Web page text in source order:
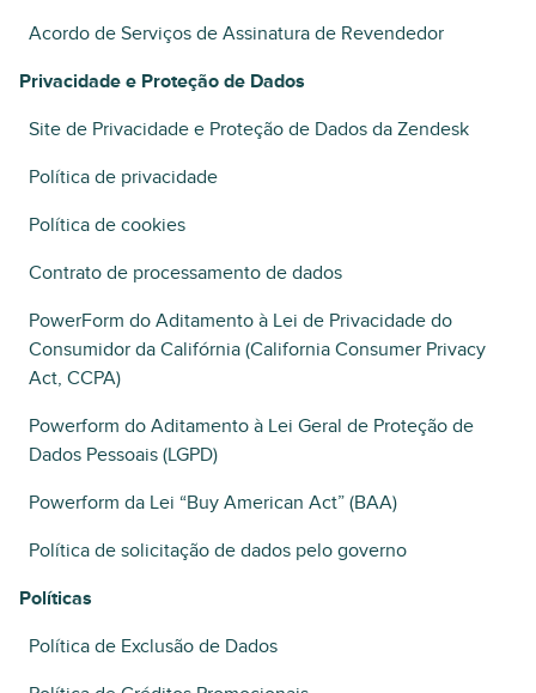
Acordo de Serviços de Assinatura de Revendedor
Privacidade e Proteção de Dados
Site de Privacidade e Proteção de Dados da Zendesk
Política de privacidade
Política de cookies
Contrato de processamento de dados
PowerForm do Aditamento à Lei de Privacidade do
Consumidor da Califórnia (California Consumer Privacy
Act, CCPA)
Powerform do Aditamento à Lei Geral de Proteção de
Dados Pessoais (LGPD)
Powerform da Lei “Buy American Act” (BAA)
Política de solicitação de dados pelo governo
Políticas
Política de Exclusão de Dados